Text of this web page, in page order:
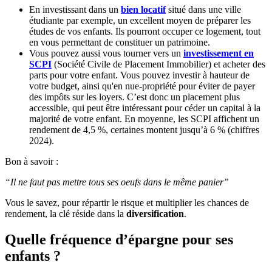
En investissant dans un bien locatifsitué dans une ville
étudiante par exemple, un excellent moyen de préparer les
études de vos enfants. Ils pourront occuper ce logement, tout
en vous permettant de constituer un patrimoine.
Vous pouvez aussi vous tourner vers un investissement en
SCPI (Société Civile de Placement Immobilier) et acheter des
parts pour votre enfant. Vous pouvez investir à hauteur de
votre budget, ainsi qu'en nue-propriété pour éviter de payer
des impôts sur les loyers. C’est donc un placement plus
accessible, qui peut être intéressant pour céder un capital à la
majorité de votre enfant. En moyenne, les SCPI affichent un
rendement de 4,5 %, certaines montent jusqu’à 6 % (chiffres
2024).
Bon à savoir :
“Il ne faut pas mettre tous ses oeufs dans le même panier”
Vous le savez, pour répartir le risque et multiplier les chances de
rendement, la clé réside dans la diversification.
Quelle fréquence d’épargne pour ses
enfants ?